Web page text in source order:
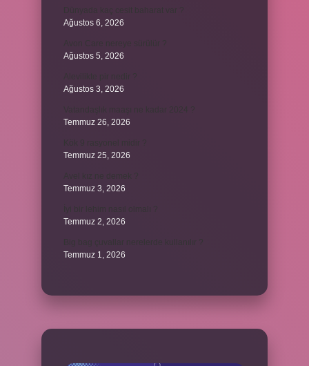
Ağustos 6, 2026
Ağustos 5, 2026
Ağustos 3, 2026
Temmuz 26, 2026
Temmuz 25, 2026
Temmuz 3, 2026
Temmuz 2, 2026
Temmuz 1, 2026